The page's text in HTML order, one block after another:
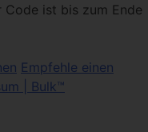
Code ist bis zum Ende
Empfehle einen
| Bulk™